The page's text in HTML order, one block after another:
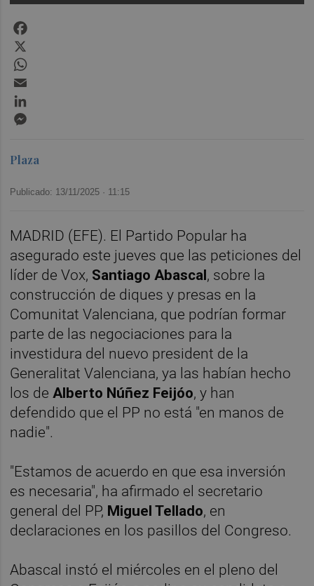
Plaza
Publicado: 13/11/2025 · 11:15
MADRID (EFE). El Partido Popular ha
asegurado este jueves que las peticiones del
líder de Vox, Santiago Abascal, sobre la
construcción de diques y presas en la
Comunitat Valenciana, que podrían formar
parte de las negociaciones para la
investidura del nuevo president de la
Generalitat Valenciana, ya las habían hecho
los de Alberto Núñez Feijóo, y han
defendido que el PP no está "en manos de
nadie".
"Estamos de acuerdo en que esa inversión
es necesaria", ha afirmado el secretario
general del PP, Miguel Tellado, en
declaraciones en los pasillos del Congreso.
Abascal instó el miércoles en el pleno del